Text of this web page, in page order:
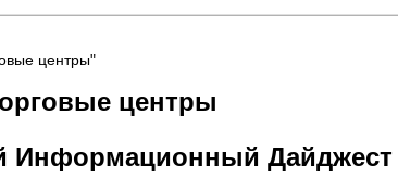
центры"
центры
Информационный Дайджест